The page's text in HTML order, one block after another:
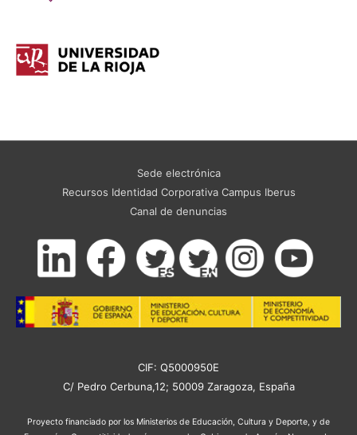
Sede electrónica
Recursos Identidad Corporativa Campus Iberus
Canal de denuncias
CIF: Q5000950E
C/ Pedro Cerbuna,12; 50009 Zaragoza, España
Proyecto financiado por los Ministerios de Educación, Cultura y Deporte, y de